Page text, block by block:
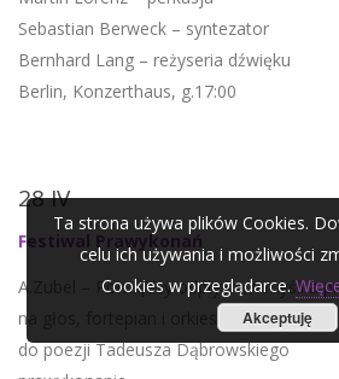
Sebastian Berweck – syntezator
Bernhard Lang – reżyseria dźwięku
Berlin, Konzerthaus, g.17:00
28 IV
Festiwal Prawykonań
A.Zubel – Pomiędzy odpływem myśli a
na głos, fortepian i orkiestrę smyczkową
do poezji Tadeusza Dąbrowskiego
Ta strona używa plików Cookies.
celu ich używania i możliwości
Cookies w przeglądarce.
Akceptuję